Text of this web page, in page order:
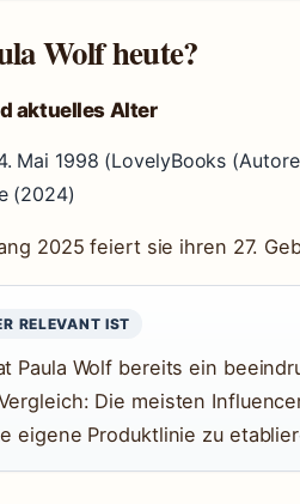
Wolf heute?
aktuelles Alter
Mai 1998 (LovelyBooks
(2024)
2025 feiert sie ihren 27.
RELEVANT IST
Paula Wolf bereits ein
Die meisten
eigene Produktlinie zu